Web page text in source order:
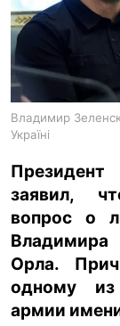
Владимир
Україні
заявил,
вопрос о
Орла.
одному из
армии